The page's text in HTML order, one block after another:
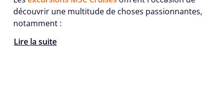
découvrir une multitude de choses passionnantes,
notamment :
Lire la suite